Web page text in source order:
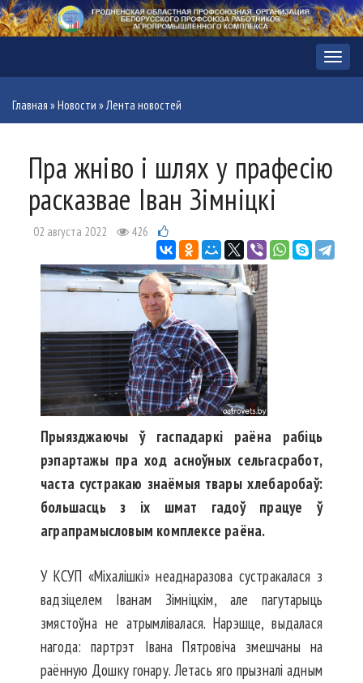
Меню
Главная »Новости »Лента новостей
Пра жніво і шлях у прафесію
расказвае Іван Зімніцкі
02 августа 2022 426
Прыязджаючы ў гаспадаркі раёна рабіць
рэпартажы пра ход асноўных сельгасработ,
часта сустракаю знаёмыя твары хлебаробаў:
большасць з іх шмат гадоў працуе ў
аграпрамысловым комплексе раёна.
У КСУП «Міхалішкі» неадна­разова сустракалася з
вадзі­целем Іванам Зімніцкім, але пагутарыць
змястоўна не атрымлівалася. Нарэшце, выдалася
нагода: партрэт Івана Пятровіча змешчаны на
раённую Дошку гонару. Летась яго прызналі адным